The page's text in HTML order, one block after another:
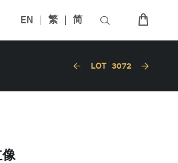
EN 繁 简
LOT 3072